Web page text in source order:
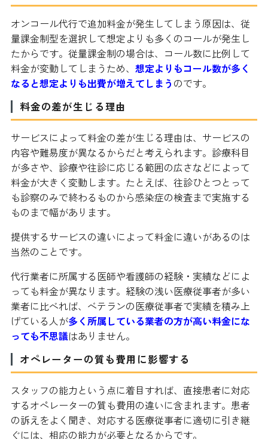
オンコール代行で追加料金が発生してしまう原因は、従
量課金制型を選択して想定よりも多くのコールが発生し
たからです。従量課金制の場合は、コール数に比例して
料金が変動してしまうため、 想定よりもコール数が多く
なると想定よりも出費が増えてしまう のです。
料金の差が生じる理由
サービスによって料金の差が生じる理由は、サービスの
内容や難易度が異なるからだと考えられます。診療科目
が多さや、診療や往診に応じる範囲の広さなどによって
料金が大きく変動します。たとえば、往診ひとつとって
も診察のみで終わるものから感染症の検査まで実施する
ものまで幅があります。
提供するサービスの違いによって料金に違いがあるのは
当然のことです。
代行業者に所属する医師や看護師の経験・実績などによ
っても料金が異なります。経験の浅い医療従事者が多い
業者に比べれば、ベテランの医療従事者で実績を積み上
げている人が多く所属している業者の方が高い料金にな
っても不思議はありません。
オペレーターの質も費用に影響する
スタッフの能力という点に着目すれば、直接患者に対応
するオペレーターの質も費用の違いに含まれます。患者
の訴えをよく聞き、対応する医療従事者に適切に引き継
ぐには、相応の能力が必要となるからです。